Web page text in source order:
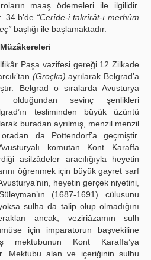
maaş ödemeleri ile ilgilidir.
34 b’de “Cerîde-i takrîrât-ı merhûm
başlığı ile başlamaktadır.
Paşa vazifesi gereği 12 Zilkade
(Groçka) ayrılarak Belgrad’a
Belgrad o sıralarda Avusturya
olduğundan sevinç şenlikleri
tesliminden büyük üzüntü
buradan ayrılmış, menzil menzil
oradan da Pottendorf’a geçmiştir.
komutan Kont Karaffa
asilzâdeler aracılığıyla heyetin
öğrenmek için büyük gayret sarf
heyetin gerçek niyetini,
(1687-1691) cülusunu
sulha da talip olup olmadığını
ancak, veziriâzamın sulh
için imparatorun başvekiline
mektubunun Kont Karaffa’ya
Mektubu alan ve içeriğinin sulhu